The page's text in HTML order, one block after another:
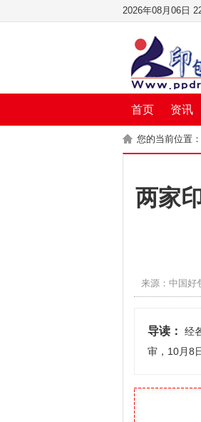
2026年08月06日
首页 资讯
您的当前位置：
两家
来源：中国好
导读：
经
审，10月8